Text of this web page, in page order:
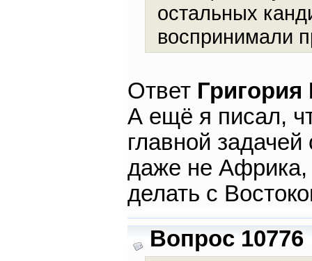
остальных
воспринимали
Ответ
А ещё я писал,
главной
даже не Африка,
делать с
Вопрос 10776